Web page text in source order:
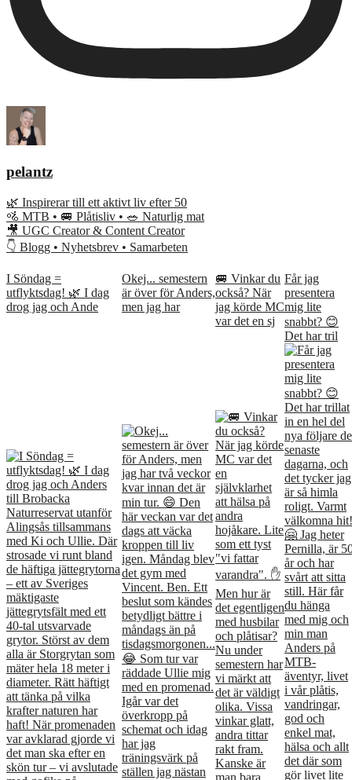
pelantz
🌿 Inspirerar till ett aktivt liv efter 50
🚵 MTB • 🚐 Plåtisliv • 🥗 Naturlig mat
🎥 UGC Creator & Content Creator
👇 Blogg • Nyhetsbrev • Samarbeten
I Söndag =
utflyktsdag! 🌿 I dag
drog jag och Ande
Okej... semestern
är över för Anders,
men jag har
🚐 Vinkar du
också? När
jag körde MC
var det en sj
Får jag
presentera
mig lite
snabbt? 😊
Det har tril